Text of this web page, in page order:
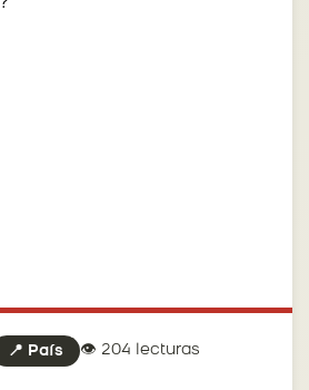
📍 País 👁️ 204 lecturas